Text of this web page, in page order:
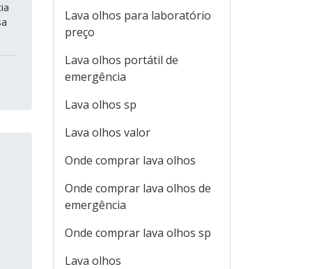
Lava olhos para laboratório
preço
Lava olhos portátil de
emergência
Lava olhos sp
Lava olhos valor
Onde comprar lava olhos
Onde comprar lava olhos de
emergência
Onde comprar lava olhos sp
Lava olhos